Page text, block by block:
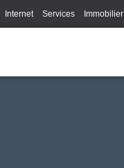
Internet Services Immobilier